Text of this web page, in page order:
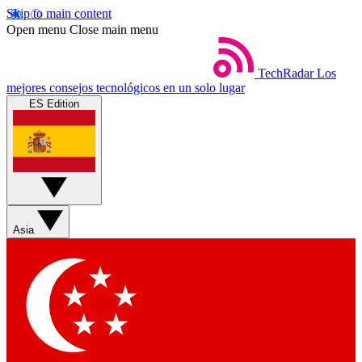
Skip to main content
Open menu Close main menu
TechRadar Los
mejores consejos tecnológicos en un solo lugar
ES Edition
Asia